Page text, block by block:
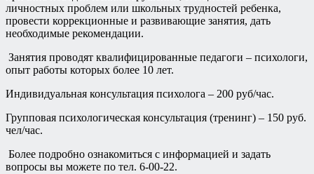
личностных проблем или школьных трудностей ребенка,
провести коррекционные и развивающие занятия, дать
необходимые рекомендации.
Занятия проводят квалифицированные педагоги – психологи,
опыт работы которых более 10 лет.
Индивидуальная консультация психолога – 200 руб/час.
Групповая психологическая консультация (тренинг) – 150 руб.
чел/час.
Более подробно ознакомиться с информацией и задать
вопросы вы можете по тел. 6-00-22.